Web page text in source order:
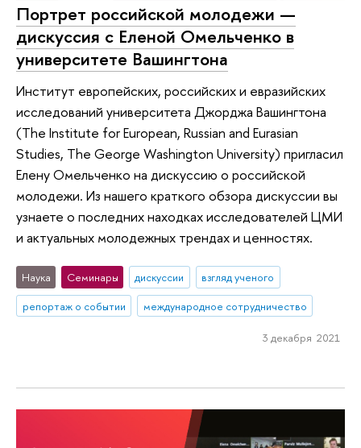
Портрет российской молодежи —
дискуссия с Еленой Омельченко в
университете Вашингтона
Институт европейских, российских и евразийских
исследований университета Джорджа Вашингтона
(The Institute for European, Russian and Eurasian
Studies, The George Washington University) пригласил
Елену Омельченко на дискуссию о российской
молодежи. Из нашего краткого обзора дискуссии вы
узнаете о последних находках исследователей ЦМИ
и актуальных молодежных трендах и ценностях.
Наука Семинары дискуссии
взгляд ученого
репортаж о событии
международное сотрудничество
3 декабря 2021